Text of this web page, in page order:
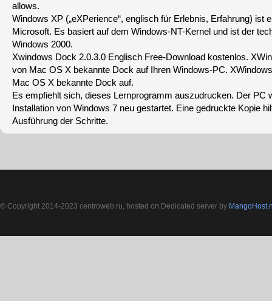
allows.
Windows XP („eXPerience“, englisch für Erlebnis, Erfahrung) ist
Microsoft. Es basiert auf dem Windows-NT-Kernel und ist der
Windows 2000.
Xwindows Dock 2.0.3.0 Englisch Free-Download kostenlos.
von Mac OS X bekannte Dock auf Ihren Windows-PC.
Mac OS X bekannte Dock auf.
Es empfiehlt sich, dieses Lernprogramm auszudrucken. Der PC
Installation von Windows 7 neu gestartet. Eine gedruckte Kopie
Ausführung der Schritte.
© Copyright 2014-2023 centroweb.ru, hosted on Dedicated server by